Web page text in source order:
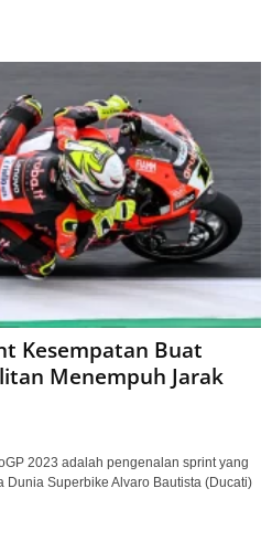
Kesempatan Buat
Menempuh Jarak
2023 adalah pengenalan sprint yang
Superbike Alvaro Bautista (Ducati)